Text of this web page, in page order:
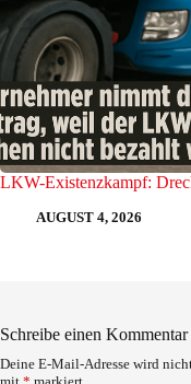
LKW-Existenzkampf:
AUGUST 4, 2026
Schreibe einen Kommentar
Deine E-Mail-Adresse wird